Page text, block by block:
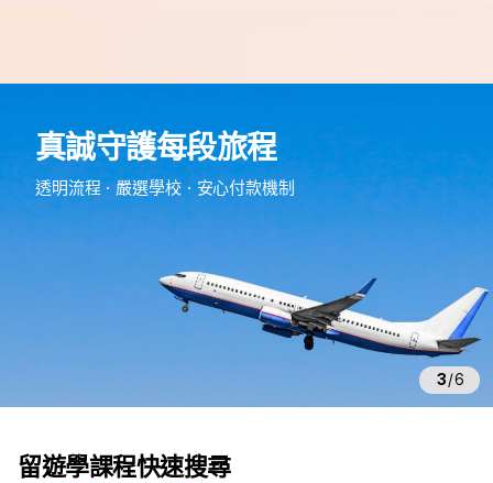
真誠守護每段旅程
透明流程・嚴選學校・安心付款機制
3/6
留遊學課程快速搜尋